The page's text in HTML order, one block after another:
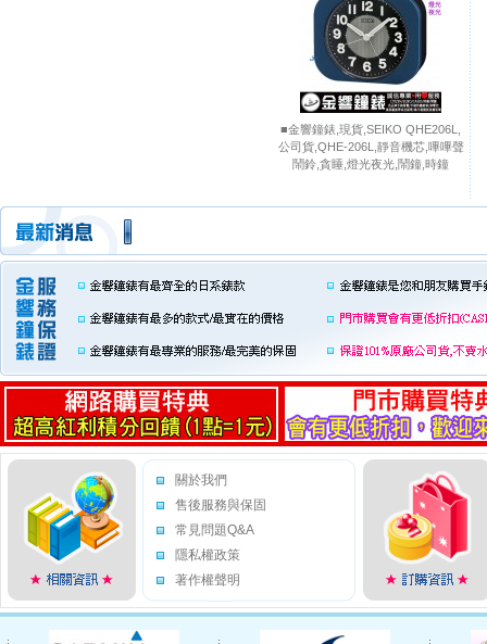
■金響鐘錶,現貨,SEIKO QHE206L,
公司貨,QHE-206L,靜音機芯,嗶嗶聲
鬧鈴,貪睡,燈光夜光,鬧鐘,時鐘
關於我們
售後服務與保固
常見問題Q&A
隱私權政策
著作權聲明